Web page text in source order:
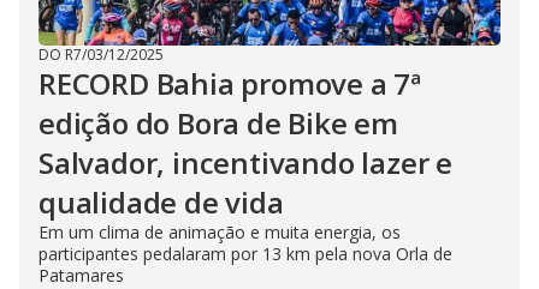
DO R7/03/12/2025
RECORD Bahia promove a 7ª
edição do Bora de Bike em
Salvador, incentivando lazer e
qualidade de vida
Em um clima de animação e muita energia, os
participantes pedalaram por 13 km pela nova Orla de
Patamares